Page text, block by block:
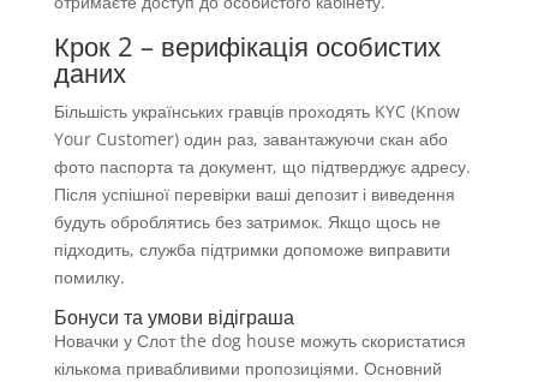
Крок 2 – верифікація особистих
даних
Більшість українських гравців проходять KYC (Know
Your Customer) один раз, завантажуючи скан або
фото паспорта та документ, що підтверджує адресу.
Після успішної перевірки ваші депозит і виведення
будуть оброблятись без затримок. Якщо щось не
підходить, служба підтримки допоможе виправити
помилку.
Бонуси та умови відіграша
Новачки у Слот the dog house можуть скористатися
кількома привабливими пропозиціями. Основний